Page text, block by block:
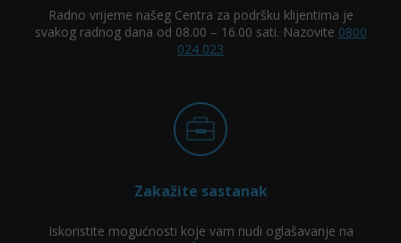
Radno vrijeme našeg Centra za podršku klijentima je
svakog radnog dana od 08.00 – 16.00 sati. Nazovite 0800
024 023
Zakažite sastanak
Iskoristite mogućnosti koje vam nudi oglašavanje na